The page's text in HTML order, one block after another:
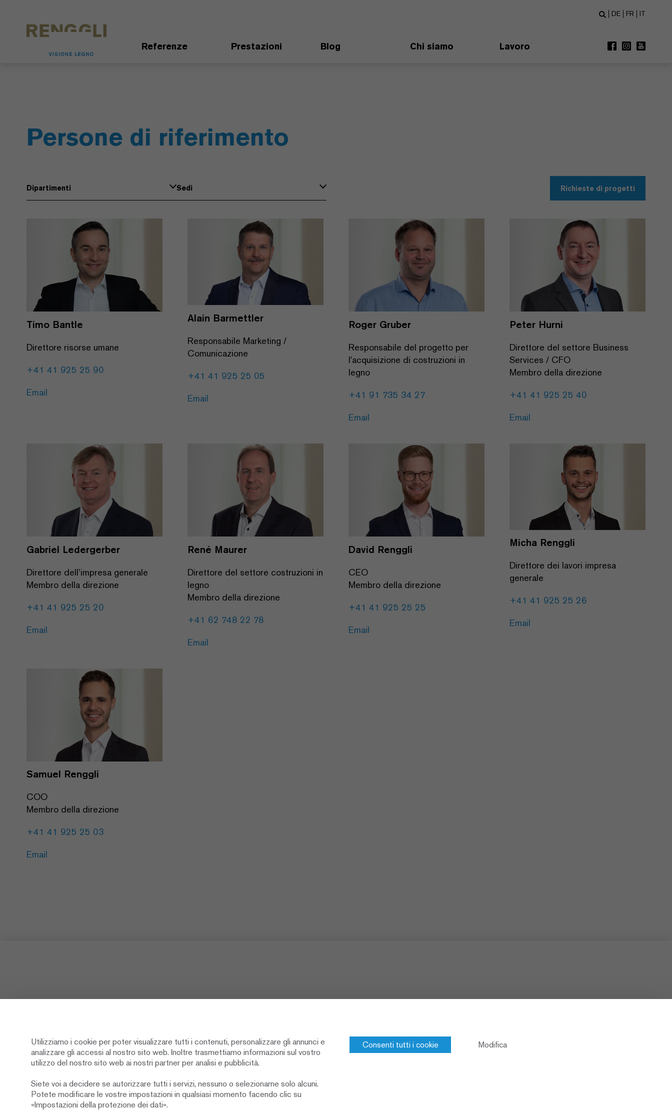
Referenze Prestazioni Blog Chi siamo Lavoro
DE FR IT
Persone di riferimento
Dipartimenti Sedi Richieste di progetti
Timo Bantle
Direttore risorse umane
+41 41 925 25 90
Email
Alain Barmettler
Responsabile Marketing /
Comunicazione
+41 41 925 25 05
Email
Roger Gruber
Responsabile del progetto per
l'acquisizione di costruzioni in
legno
+41 91 735 34 27
Email
Peter Hurni
Direttore del settore Business
Services / CFO
Membro della direzione
+41 41 925 25 40
Email
Gabriel Ledergerber
Direttore dell’impresa generale
Membro della direzione
+41 41 925 25 20
Email
René Maurer
Direttore del settore costruzioni in
legno
Membro della direzione
+41 62 748 22 78
Email
David Renggli
CEO
Membro della direzione
+41 41 925 25 25
Email
Micha Renggli
Direttore dei lavori impresa
generale
+41 41 925 25 26
Email
Samuel Renggli
COO
Membro della direzione
+41 41 925 25 03
Email
Newsletter
Abbonarsi
Social Media
Impostazioni della protezione dei dati
Utilizziamo i cookie per poter visualizzare tutti i contenuti, personalizzare gli annunci e
analizzare gli accessi al nostro sito web. Inoltre trasmettiamo informazioni sul vostro
utilizzo del nostro sito web ai nostri partner per analisi e pubblicità.
Siete voi a decidere se autorizzare tutti i servizi, nessuno o selezionarne solo alcuni.
Potete modificare le vostre impostazioni in qualsiasi momento facendo clic su
«Impostazioni della protezione dei dati».
Consenti tutti i cookie Modifica